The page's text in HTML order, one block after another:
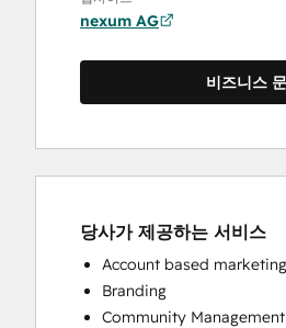
nexum AG
비즈니스
당사가 제공하는 서비스
Account based marketing
Branding
Community Management